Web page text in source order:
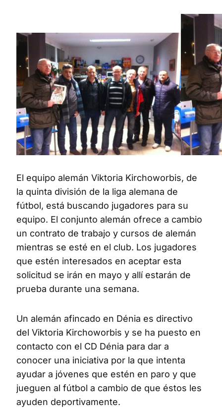
El equipo alemán Viktoria Kirchoworbis, de
la quinta división de la liga alemana de
fútbol, está buscando jugadores para su
equipo. El conjunto alemán ofrece a cambio
un contrato de trabajo y cursos de alemán
mientras se esté en el club. Los jugadores
que estén interesados en aceptar esta
solicitud se irán en mayo y allí estarán de
prueba durante una semana.
Un alemán afincado en Dénia es directivo
del Viktoria Kirchoworbis y se ha puesto en
contacto con el CD Dénia para dar a
conocer una iniciativa por la que intenta
ayudar a jóvenes que estén en paro y que
jueguen al fútbol a cambio de que éstos les
ayuden deportivamente.